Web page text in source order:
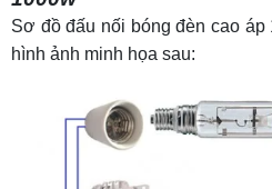
Sơ đồ đấu nối bóng đèn cao
hình ảnh minh họa sau: